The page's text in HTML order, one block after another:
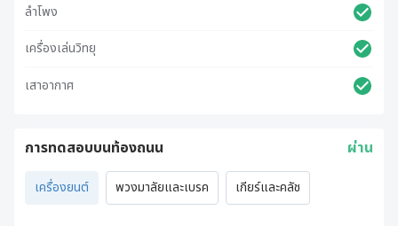
ลำโพง
เครื่องเล่นวิทยุ
เสาอากาศ
การทดสอบบนท้องถนน ผ่าน
เครื่องยนต์ พวงมาลัยและเบรค เกียร์และคลัช